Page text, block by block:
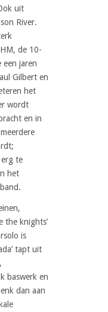
uit
River.
de 10-
een jaren
Gilbert en
het
wordt
en in
te
het
the knights’
is
tapt uit
baswerk en
dan aan